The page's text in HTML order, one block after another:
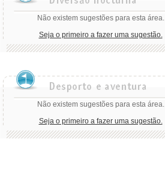
Não existem sugestões para esta área.
Seja o primeiro a fazer uma sugestão.
Não existem sugestões para esta área.
Seja o primeiro a fazer uma sugestão.